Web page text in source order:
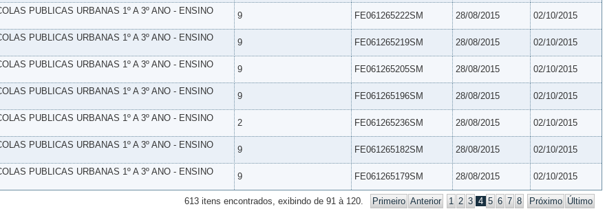
PUBLICAS URBANAS 1º A 3º ANO - ENSINO
9 FE061265222SM 28/08/2015 02/10/2015
PUBLICAS URBANAS 1º A 3º ANO - ENSINO
9 FE061265219SM 28/08/2015 02/10/2015
PUBLICAS URBANAS 1º A 3º ANO - ENSINO
9 FE061265205SM 28/08/2015 02/10/2015
PUBLICAS URBANAS 1º A 3º ANO - ENSINO
9 FE061265196SM 28/08/2015 02/10/2015
PUBLICAS URBANAS 1º A 3º ANO - ENSINO
2 FE061265236SM 28/08/2015 02/10/2015
PUBLICAS URBANAS 1º A 3º ANO - ENSINO
9 FE061265182SM 28/08/2015 02/10/2015
PUBLICAS URBANAS 1º A 3º ANO - ENSINO
9 FE061265179SM 28/08/2015 02/10/2015
613 itens encontrados, exibindo de 91 à 120. Primeiro Anterior 1 2 3 4 5 6 7 8 Próximo Último